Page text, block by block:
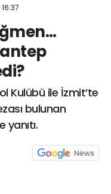
16:37
Kulübü ile İzmit’te
bulunan